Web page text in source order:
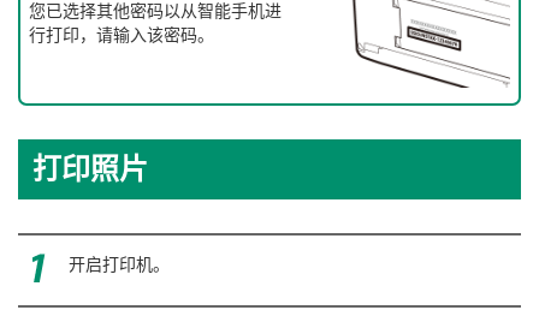
您已选择其他密码以从智能手机进
行打印，请输入该密码。
打印照片
开启打印机。